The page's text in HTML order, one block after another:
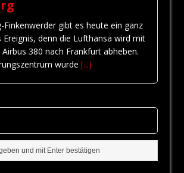
Finkenwerder gibt es heute ein ganz
Ereignis, denn die Lufthansa wird mit
380 nach Frankfurt abheben.
wurde [...]